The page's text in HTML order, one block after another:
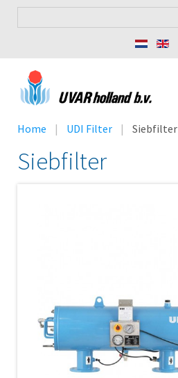
Home UDI Filter Siebfilter
Siebfilter